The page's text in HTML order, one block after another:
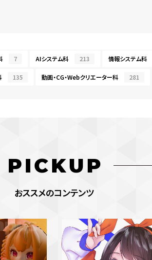
7 AIシステム科 213 情報システム科
135 動画・CG・Webクリエーター科 281
PICKUP
おススメのコンテンツ